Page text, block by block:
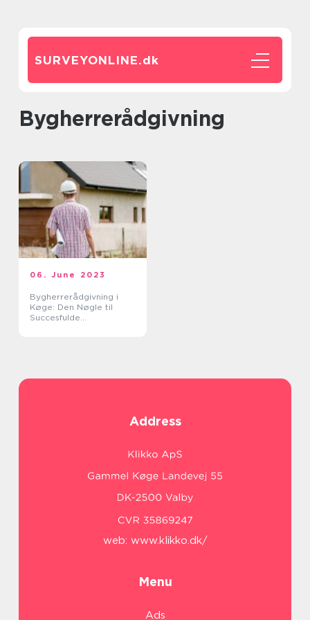
SURVEYONLINE.dk
Bygherrerådgivning
06. June 2023
Bygherrerådgivning i
Køge: Den Nøgle til
Succesfulde
Address
web: www.klikko.dk/
Menu
Ads